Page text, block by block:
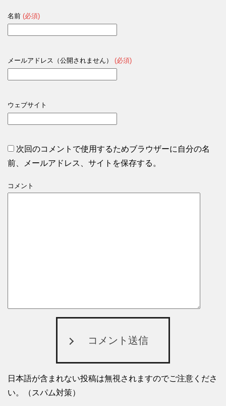
名前 (必須)
メールアドレス（公開されません） (必須)
ウェブサイト
次回のコメントで使用するためブラウザーに自分の名
前、メールアドレス、サイトを保存する。
コメント
コメント送信
日本語が含まれない投稿は無視されますのでご注意くださ
い。（スパム対策）